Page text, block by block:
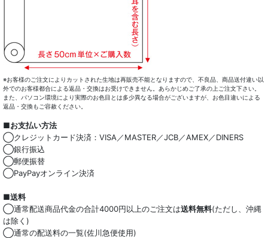
※お客様のご注文によりカットされた生地は再販売不能となりますので、不良品、商品送付違い以
外でのお客様都合による返品・交換はお受けできません。あらかじめご了承の上ご注文下さい。
また、パソコン環境により実際のお色目とは多少異なる場合がございますが、お色目違いによる
返品・交換もご容赦ください。
■お支払い方法
◯クレジットカード決済：VISA／MASTER／JCB／AMEX／DINERS
◯銀行振込
◯郵便振替
◯PayPayオンライン決済
■送料
◯通常配送商品代金の合計4000円以上のご注文は送料無料(ただし、沖縄
は除く)
◯通常の配送料の一覧(佐川急便使用)